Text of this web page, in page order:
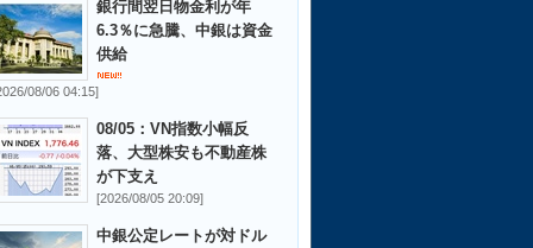
銀行間翌日物金利が年
6.3％に急騰、中銀は資金
供給
08/06 04:15]
08/05：VN指数小幅反
落、大型株安も不動産株
が下支え
[2026/08/05 20:09]
中銀公定レートが対ドル